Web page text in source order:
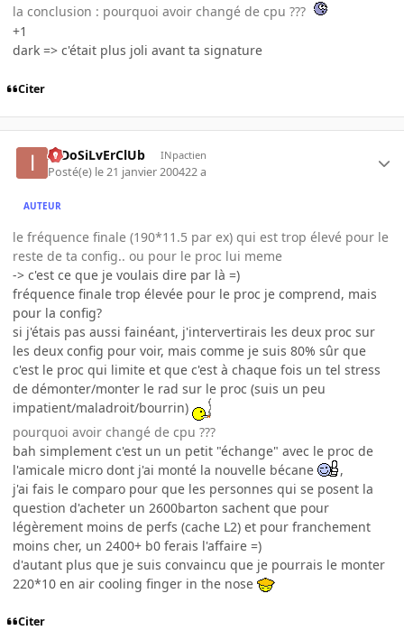
la conclusion : pourquoi avoir changé de cpu ???
+1
dark => c'était plus joli avant ta signature
Citer
InDoSiLvErClUb INpactien
Posté(e) le 21 janvier 200422 a
AUTEUR
le fréquence finale (190*11.5 par ex) qui est trop élevé pour le
reste de ta config.. ou pour le proc lui meme
-> c'est ce que je voulais dire par là =)
fréquence finale trop élevée pour le proc je comprend, mais
pour la config?
si j'étais pas aussi fainéant, j'intervertirais les deux proc sur
les deux config pour voir, mais comme je suis 80% sûr que
c'est le proc qui limite et que c'est à chaque fois un tel stress
de démonter/monter le rad sur le proc (suis un peu
impatient/maladroit/bourrin)
pourquoi avoir changé de cpu ???
bah simplement c'est un un petit "échange" avec le proc de
l'amicale micro dont j'ai monté la nouvelle bécane
,
j'ai fais le comparo pour que les personnes qui se posent la
question d'acheter un 2600barton sachent que pour
légèrement moins de perfs (cache L2) et pour franchement
moins cher, un 2400+ b0 ferais l'affaire =)
d'autant plus que je suis convaincu que je pourrais le monter
220*10 en air cooling finger in the nose
Citer